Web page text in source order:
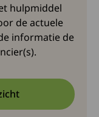
hulpmiddel
de actuele
informatie de